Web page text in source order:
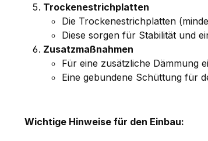
Trockenestrichplatten
Die Trockenestrichplatten
Diese sorgen für Stabilität und
Zusatzmaßnahmen
Für eine zusätzliche Dämmung
Eine gebundene Schüttung für
Wichtige Hinweise für den Einbau: